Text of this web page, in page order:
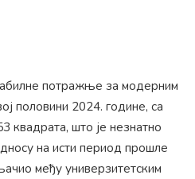
потражње за модерним
половини 2024. године, са
квадрата, што је незнатно
на исти период прошле
међу универзитетским